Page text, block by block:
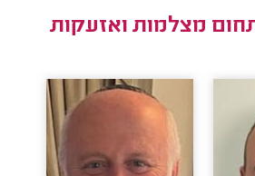
מצלמות ואזעקות